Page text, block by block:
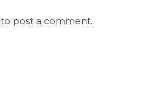
to post a comment.